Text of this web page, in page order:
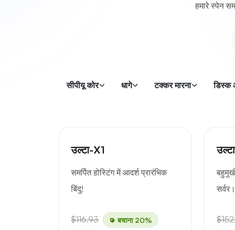
हमारे स्पेन
सीपीयू कोर धागे टक्कर मारना डिस्क
उल्टा-X1
समर्पित होस्टिंग में आदर्श प्रारंभिक
बिंदु!
$116.93 बचाना 20%
सर्वर।